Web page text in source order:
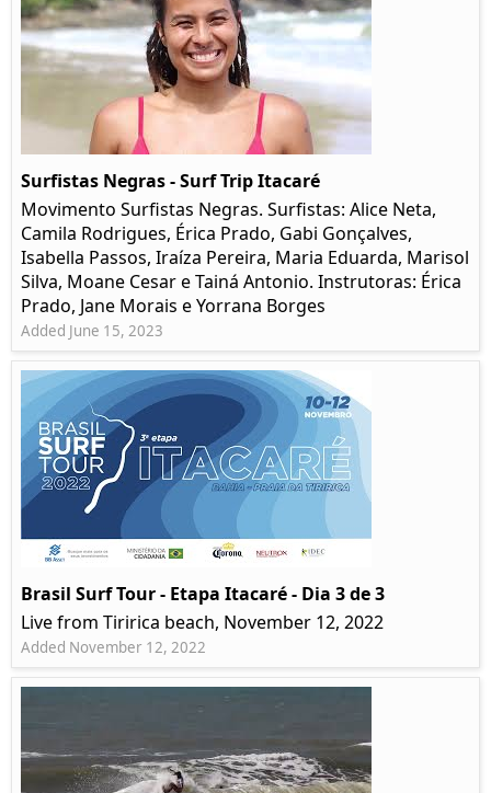
Surfistas Negras - Surf Trip Itacaré
Movimento Surfistas Negras. Surfistas: Alice Neta,
Camila Rodrigues, Érica Prado, Gabi Gonçalves,
Isabella Passos, Iraíza Pereira, Maria Eduarda, Marisol
Silva, Moane Cesar e Tainá Antonio. Instrutoras: Érica
Prado, Jane Morais e Yorrana Borges
Added June 15, 2023
Brasil Surf Tour - Etapa Itacaré - Dia 3 de 3
Live from Tiririca beach, November 12, 2022
Added November 12, 2022